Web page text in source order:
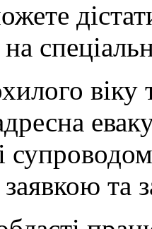
віку
та